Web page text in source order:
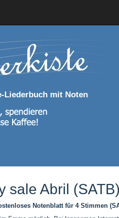
Liederbuch mit Noten
sale Abril (SATB)
Notenblatt für 4 Stimmen